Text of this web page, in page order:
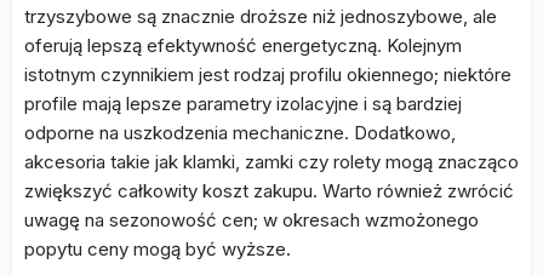
trzyszybowe są znacznie droższe niż jednoszybowe, ale
oferują lepszą efektywność energetyczną. Kolejnym
istotnym czynnikiem jest rodzaj profilu okiennego; niektóre
profile mają lepsze parametry izolacyjne i są bardziej
odporne na uszkodzenia mechaniczne. Dodatkowo,
akcesoria takie jak klamki, zamki czy rolety mogą znacząco
zwiększyć całkowity koszt zakupu. Warto również zwrócić
uwagę na sezonowość cen; w okresach wzmożonego
popytu ceny mogą być wyższe.